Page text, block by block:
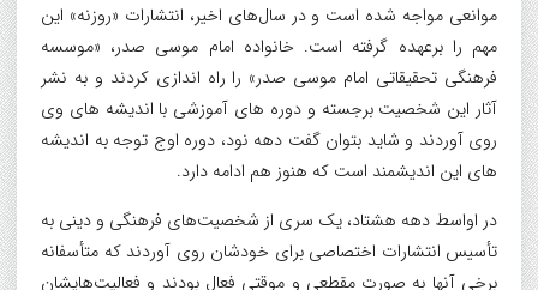
موانعی مواجه شده است و در سال‌های اخیر، انتشارات «روزنه» این
مهم را برعهده گرفته است. خانواده امام موسی صدر، «موسسه
فرهنگی تحقیقاتی امام موسی صدر» را راه اندازی کردند و به نشر
آثار این شخصیت برجسته و دوره های آموزشی با اندیشه های وی
روی آوردند و شاید بتوان گفت دهه نود، دوره اوج توجه به اندیشه
های این اندیشمند است که هنوز هم ادامه دارد.
در اواسط دهه هشتاد، یک سری از شخصیت‌های فرهنگی و دینی به
تأسیس انتشارات اختصاصی برای خودشان روی آوردند که متأسفانه
برخی آنها به صورت مقطعی و موقتی فعال بودند و فعالیت‌هایشان